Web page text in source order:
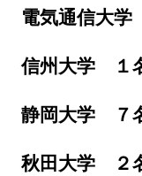
電気通信大
信州大学 １
静岡大学 ７
秋田大学 ２